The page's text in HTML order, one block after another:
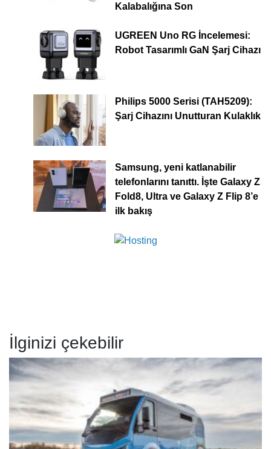
Kalabalığına Son
UGREEN Uno RG İncelemesi:
Robot Tasarımlı GaN Şarj Cihazı
Philips 5000 Serisi (TAH5209):
Şarj Cihazını Unutturan Kulaklık
Samsung, yeni katlanabilir
telefonlarını tanıttı. İşte Galaxy Z
Fold8, Ultra ve Galaxy Z Flip 8’e
ilk bakış
İlginizi çekebilir